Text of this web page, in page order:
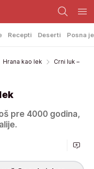
Recepti Deserti Posna
Hrana kao lek
Crni luk –
pre 4000 godina,